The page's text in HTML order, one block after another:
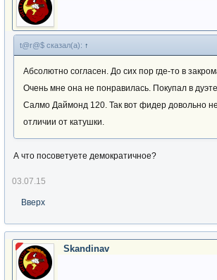
t@r@$ сказал(а): ↑
Абсолютно согласен. До сих пор где-то в
Очень мне она не понравилась. Покупал в
Салмо Даймонд 120. Так вот фидер довольно
отличии от катушки.
А что посоветуете демократичное?
03.07.15
Вверх
Skandinav